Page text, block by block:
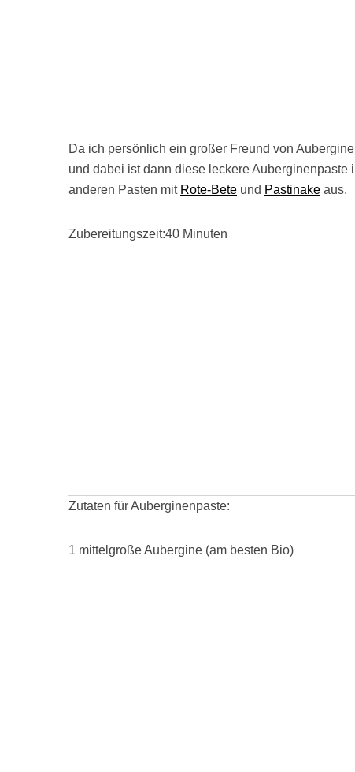
Da ich persönlich ein großer Freund von
und dabei ist dann diese leckere
anderen Pasten mit Rote-Bete und Pastinake aus.
Zubereitungszeit:40 Minuten
Zutaten für Auberginenpaste:
1 mittelgroße Aubergine (am besten Bio)